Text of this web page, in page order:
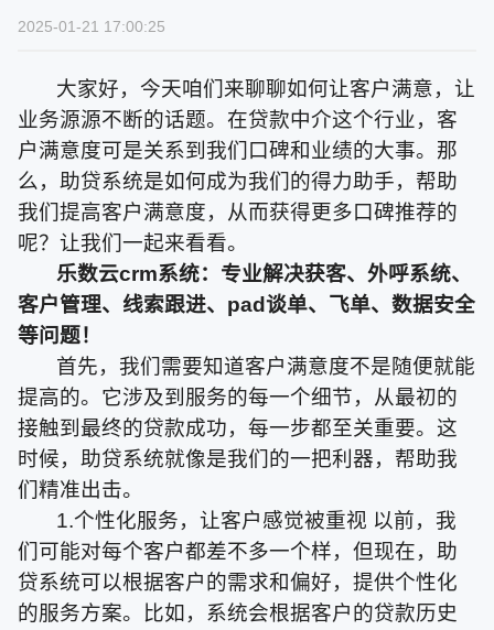
2025-01-21 17:00:25
大家好，今天咱们来聊聊如何让客户满意，让
业务源源不断的话题。在贷款中介这个行业，客
户满意度可是关系到我们口碑和业绩的大事。那
么，助贷系统是如何成为我们的得力助手，帮助
我们提高客户满意度，从而获得更多口碑推荐的
呢？让我们一起来看看。
乐数云crm系统：专业解决获客、外呼系统、
客户管理、线索跟进、pad谈单、飞单、 数据安全
等问题！
首先，我们需要知道客户满意度不是随便就能
提高的。它涉及到服务的每一个细节，从最初的
接触到最终的贷款成功，每一步都至关重要。这
时候，助贷系统就像是我们的一把利器，帮助我
们精准出击。
1.个性化服务，让客户感觉被重视 以前，我
们可能对每个客户都差不多一个样，但现在，助
贷系统可以根据客户的需求和偏好，提供个性化
的服务方案。比如，系统会根据客户的贷款历史